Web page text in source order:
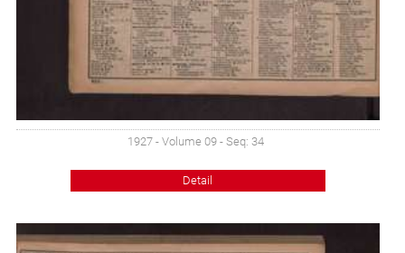
1927 - Volume 09 - Seq: 34
Detail